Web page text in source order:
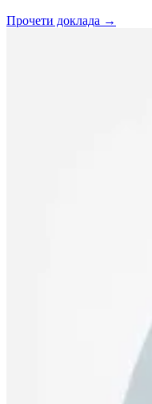
Прочети доклада →